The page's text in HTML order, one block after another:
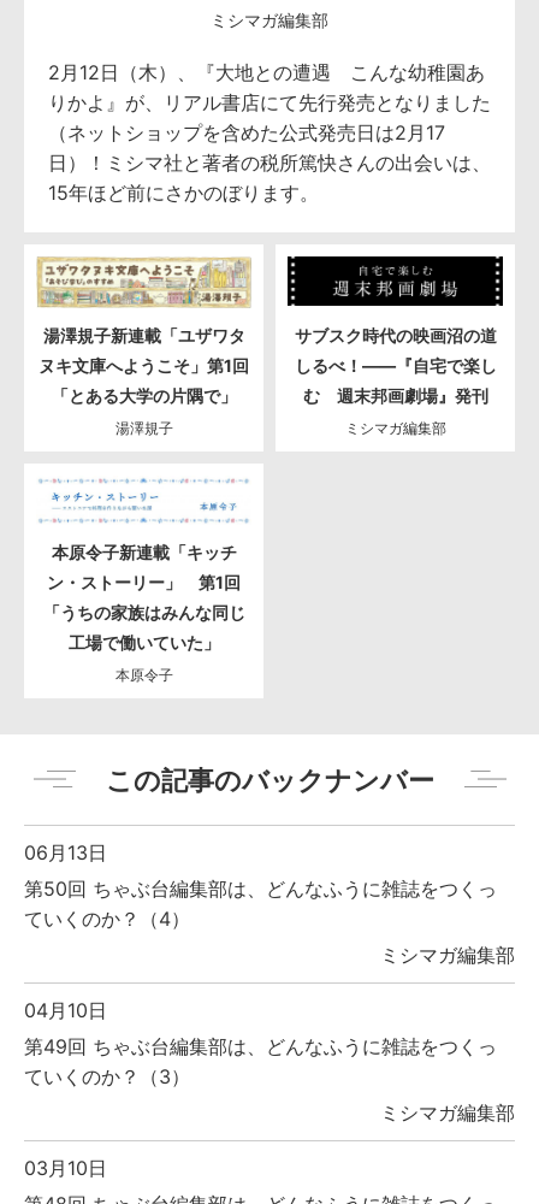
ミシマガ編集部
2月12日（木）、『大地との遭遇 こんな幼稚園あ
りかよ』が、リアル書店にて先行発売となりました
（ネットショップを含めた公式発売日は2月17
日）！ミシマ社と著者の税所篤快さんの出会いは、
15年ほど前にさかのぼります。
湯澤規子新連載「ユザワタ
ヌキ文庫へようこそ」第1回
「とある大学の片隅で」
湯澤規子
サブスク時代の映画沼の道
しるべ！――『自宅で楽し
む 週末邦画劇場』発刊
ミシマガ編集部
本原令子新連載「キッチ
ン・ストーリー」 第1回
「うちの家族はみんな同じ
工場で働いていた」
本原令子
この記事のバックナンバー
06月13日
第50回 ちゃぶ台編集部は、どんなふうに雑誌をつくっ
ていくのか？（4）
ミシマガ編集部
04月10日
第49回 ちゃぶ台編集部は、どんなふうに雑誌をつくっ
ていくのか？（3）
ミシマガ編集部
03月10日